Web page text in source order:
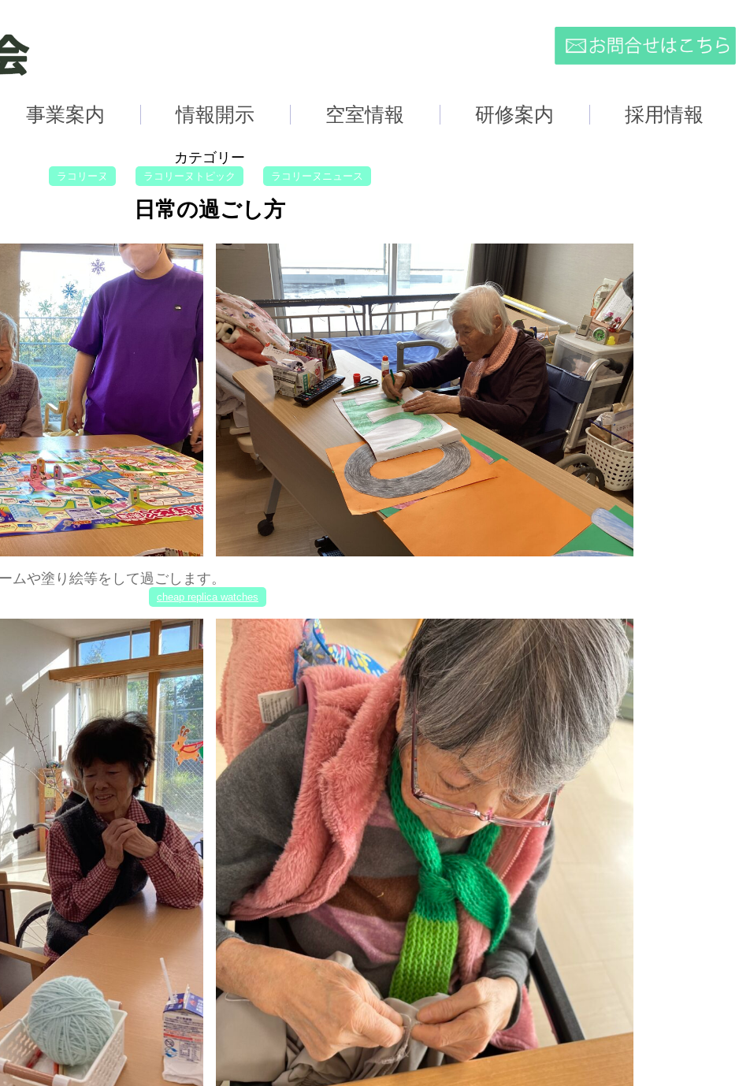
事業案内 情報開示 空室情報 研修案内 採用情報
カテゴリー
ラコリーヌ ラコリーヌトピック ラコリーヌニュース
日常の過ごし方
ムや塗り絵等をして過ごします。
cheap replica watches